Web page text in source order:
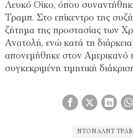
Λευκό Οίκο, όπου
Τραμπ. Στο επίκεντρο της
ζήτημα της προστασίας των
Ανατολή, ενώ κατά τη
απονεμήθηκε στον Αμερικανό
συγκεκριμένη τιμητική
ΝΤΌΝΑΛΝΤ